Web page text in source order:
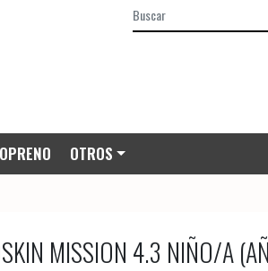
OTROS
MISSION 4.3 NIÑO/A